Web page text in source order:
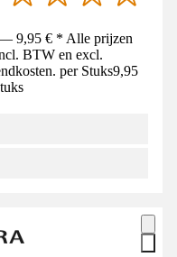
9,95 € * Alle prijzen
BTW en excl.
per Stuks9,95